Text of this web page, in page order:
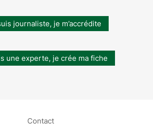
journaliste, je m’accrédite
une experte, je crée ma fiche
Contact